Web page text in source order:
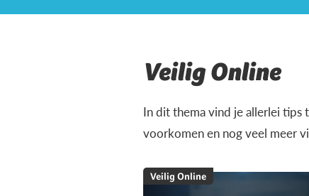
Veilig Online
In dit thema vind je allerlei tips
voorkomen en nog veel meer
Veilig Online